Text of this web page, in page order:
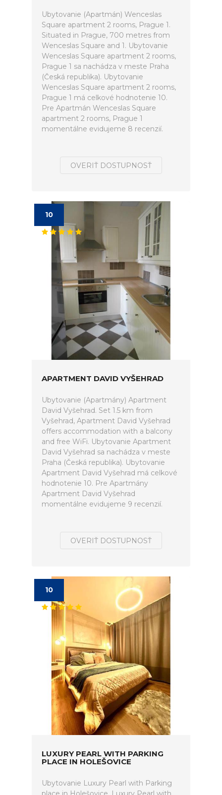
Ubytovanie (Apartmán) Wenceslas
Square apartment 2 rooms, Prague 1.
Situated in Prague, 700 metres from
Wenceslas Square and 1. Ubytovanie
Wenceslas Square apartment 2 rooms,
Prague 1 sa nachádza v meste Praha
(Česká republika). Ubytovanie
Wenceslas Square apartment 2 rooms,
Prague 1 má celkové hodnotenie 10.
Pre Apartmán Wenceslas Square
apartment 2 rooms, Prague 1
momentálne evidujeme 8 recenzií.
OVERIŤ DOSTUPNOSŤ
10
APARTMENT DAVID VYŠEHRAD
Ubytovanie (Apartmány) Apartment
David Vyšehrad. Set 1.5 km from
Vyšehrad, Apartment David Vyšehrad
offers accommodation with a balcony
and free WiFi. Ubytovanie Apartment
David Vyšehrad sa nachádza v meste
Praha (Česká republika). Ubytovanie
Apartment David Vyšehrad má celkové
hodnotenie 10. Pre Apartmány
Apartment David Vyšehrad
momentálne evidujeme 9 recenzií.
OVERIŤ DOSTUPNOSŤ
10
LUXURY PEARL WITH PARKING
PLACE IN HOLEŠOVICE
Ubytovanie Luxury Pearl with Parking